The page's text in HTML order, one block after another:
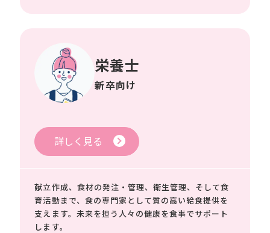
栄養士
新卒向け
詳しく見る
献立作成、食材の発注・管理、衛生管理、そして食
育活動まで、食の専門家として質の高い給食提供を
支えます。未来を担う人々の健康を食事でサポート
します。